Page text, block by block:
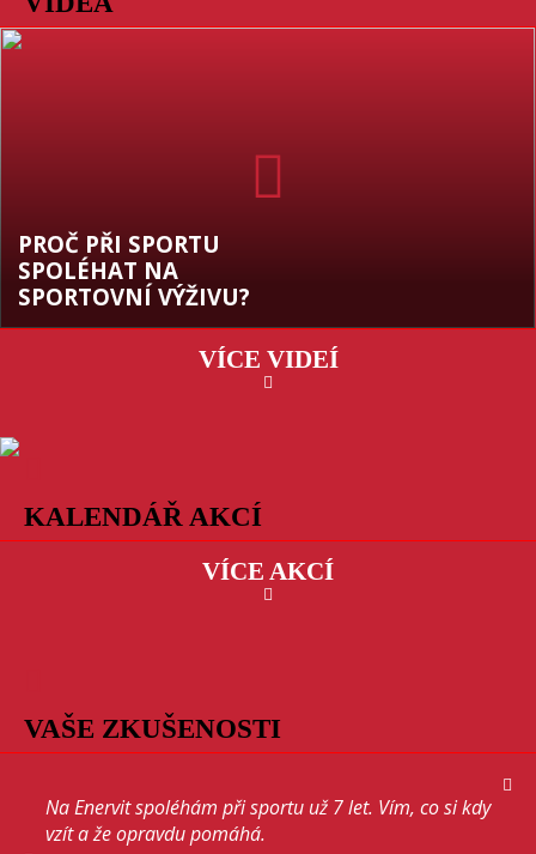
PROČ PŘI SPORTU
SPOLÉHAT NA
SPORTOVNÍ VÝŽIVU?
VÍCE VIDEÍ
KALENDÁŘ AKCÍ
VÍCE AKCÍ
VAŠE ZKUŠENOSTI
Na Enervit spoléhám při sportu už 7 let. Vím, co si kdy
vzít a že opravdu pomáhá.